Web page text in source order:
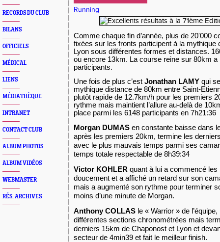
RECORDS DU CLUB
BILANS
OFFICIELS
MÉDICAL
LIENS
MÉDIATHÈQUE
INTRANET
CONTACT CLUB
ALBUM PHOTOS
ALBUM VIDÉOS
WEBMASTER
RÉS. ARCHIVES
Running
Comme chaque fin d’année, plus de 20'000
fixées sur les fronts participent à la mythique
Lyon sous différentes formes et distances.
ou encore 13km. La course reine sur 80km a
participants.
Une fois de plus c’est Jonathan LAMY qui
mythique distance de 80km entre Saint-
plutôt rapide de 12.7km/h pour les premiers
rythme mais maintient l’allure au-delà de
place parmi les 6148 participants en 7h21:36
Morgan DUMAS en constante baisse dans
après les premiers 20km, termine les
avec le plus mauvais temps parmi ses
temps totale respectable de 8h39:34
Victor KOHLER quant à lui a commencé
doucement et a affiché un retard sur son
mais a augmenté son rythme pour terminer
moins d’une minute de Morgan.
Anthony COLLAS le « Warrior » de
différentes sections chronométrées mais
derniers 15km de Chaponost et Lyon et
secteur de 4min39 et fait le meilleur finish.